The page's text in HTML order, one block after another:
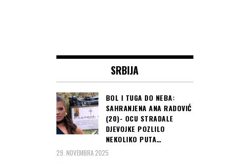
SRBIJA
BOL I TUGA DO NEBA:
SAHRANJENA ANA RADOVIĆ
(20)- OCU STRADALE
DJEVOJKE POZLILO
NEKOLIKO PUTA…
29. NOVEMBRA 2025